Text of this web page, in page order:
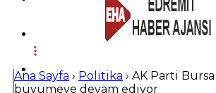
Dünya
Ana Sayfa › Politika › AK Parti
büyümeye devam ediyor